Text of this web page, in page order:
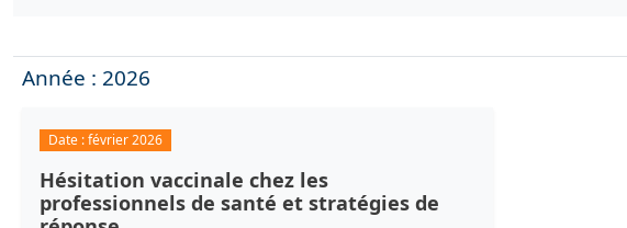
Année : 2026
Date :février 2026
Hésitation vaccinale chez les
professionnels de santé et stratégies de